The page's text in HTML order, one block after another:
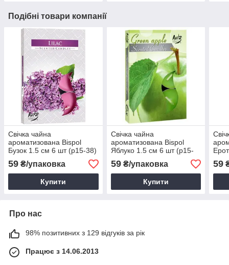
Подібні товари компанії
Свічка чайна
ароматизована Bispol
Бузок 1.5 см 6 шт (p15-38)
59 ₴/упаковка
Купити
Свічка чайна
ароматизована Bispol
Яблуко 1.5 см 6 шт (p15-
91)
59₴/упаковка
Купити
39)
59
Про нас
98% позитивних з 129 відгуків за рік
Працює з 14.06.2013